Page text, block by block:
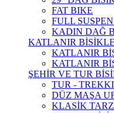
FAT BIKE
FULL
KADIN DAĞ
KATLANIR
KATLANIR
KATLANIR
ŞEHİR VE TUR
TUR -
DÜZ MAŞA
KLASİK